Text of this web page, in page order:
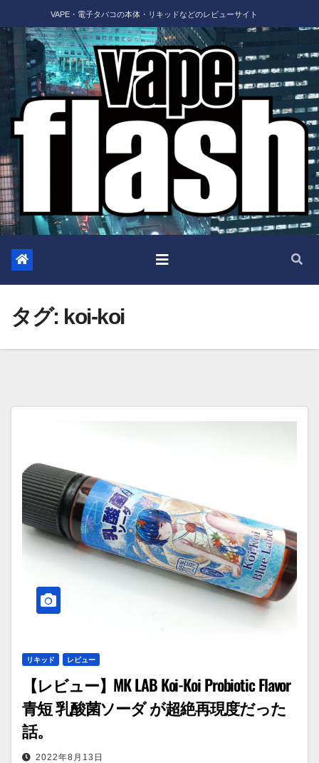
to
content
VAPE・電子タバコの本体・リキッドなどのレビューサイト
タグ: koi-koi
リキッド レビュー
【レビュー】MK LAB Koi-Koi Probiotic Flavor
青短 乳酸菌ソーダ が超絶再現度だった
話。
2022年8月13日